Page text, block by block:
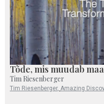
Tõde, mis muudab
Tim Riesenberger
Tim Riesenberger, Amazing